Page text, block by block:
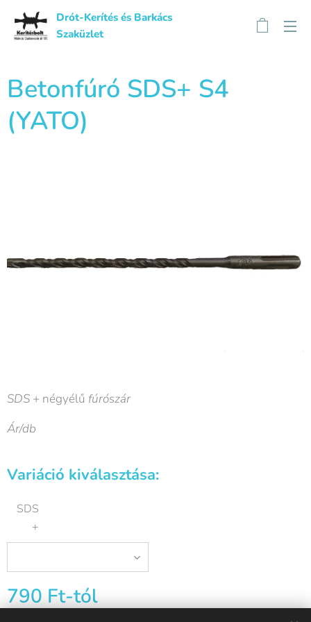
Drót-Kerítés és Barkács
Szaküzlet
Betonfúró SDS+ S4
(YATO)
SDS + négyélű fúrószár
Ár/db
Variáció kiválasztása:
SDS
+
790Ft-tól